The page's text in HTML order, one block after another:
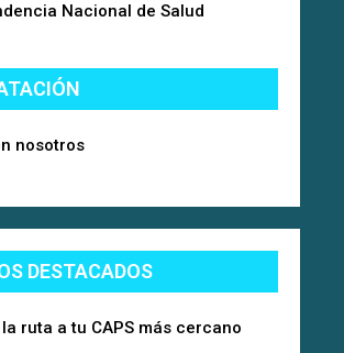
Nacional de Salud
nosotros
DESTACADOS
ruta a tu CAPS más cercano